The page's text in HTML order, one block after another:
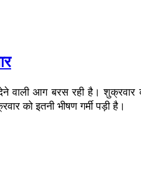
आग बरस रही है। शुक्रवार
को इतनी भीषण गर्मी पड़ी है।